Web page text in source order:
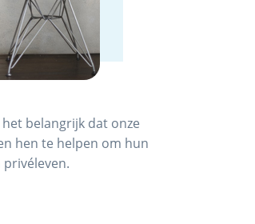
belangrijk dat onze
hen te helpen om hun